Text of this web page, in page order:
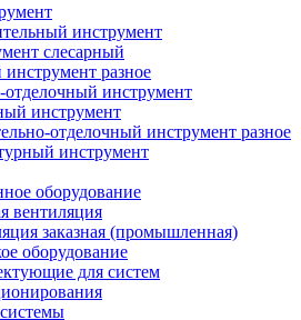
инструмент
слесарный
разное
отделочный инструмент
инструмент
отделочный инструмент разное
инструмент
оборудование
вентиляция
заказная (промышленная)
оборудование
для систем